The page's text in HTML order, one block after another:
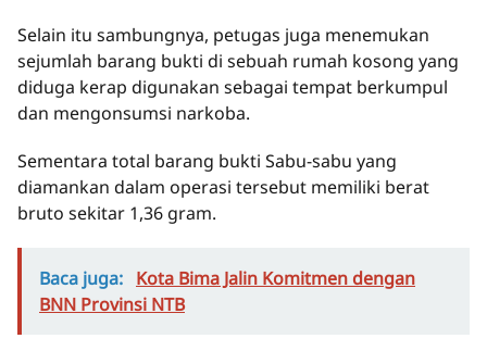
Selain itu sambungnya, petugas juga menemukan
sejumlah barang bukti di sebuah rumah kosong yang
diduga kerap digunakan sebagai tempat berkumpul
dan mengonsumsi narkoba.
Sementara total barang bukti Sabu-sabu yang
diamankan dalam operasi tersebut memiliki berat
bruto sekitar 1,36 gram.
Baca juga: Kota Bima Jalin Komitmen dengan
BNN Provinsi NTB